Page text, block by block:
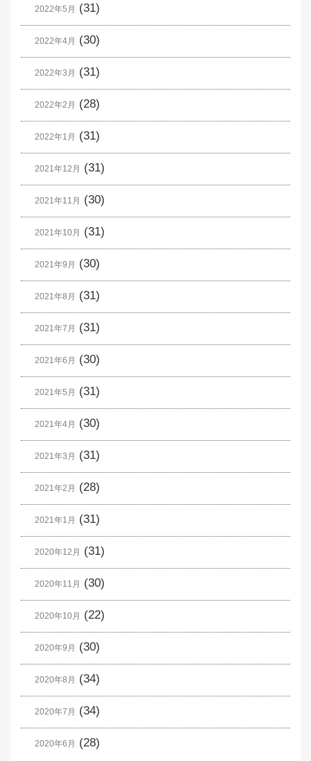
2022年5月 (31)
2022年4月 (30)
2022年3月 (31)
2022年2月 (28)
2022年1月 (31)
2021年12月 (31)
2021年11月 (30)
2021年10月 (31)
2021年9月 (30)
2021年8月 (31)
2021年7月 (31)
2021年6月 (30)
2021年5月 (31)
2021年4月 (30)
2021年3月 (31)
2021年2月 (28)
2021年1月 (31)
2020年12月 (31)
2020年11月 (30)
2020年10月 (22)
2020年9月 (30)
2020年8月 (34)
2020年7月 (34)
2020年6月 (28)